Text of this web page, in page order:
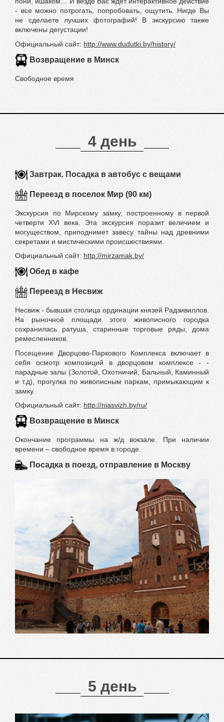
- все можно потрогать, попробовать, ощутить. Нигде Вы
не сделаете лучших фотографий! В экскурсию также
включены дегустации!
Официальный сайт: http://www.dudutki.by/history/
Возвращение в Минск
Свободное время
4 день
Завтрак. Посадка в автобус с вещами
Переезд в поселок Мир (90 км)
Экскурсия по Мирскому замку, построенному в первой
четверти ХVI века. Эта экскурсия поразит величием и
могуществом, приподнимет завесу тайны над древними
секретами и мистическими происшествиями.
Официальный сайт: http://mirzamak.by/
Обед в кафе
Переезд в Несвиж
Несвиж - бывшая столица ординации князей Радзивиллов.
На рыночной площади этого живописного городка
сохранилась ратуша, старинные торговые ряды, дома
ремесленников.
Посещение Дворцово-Паркового Комплекса включает в
себя осмотр композиций в дворцовом комплексе - ­
парадные залы (Золотой, Охотничий, Бальный, Каминный
и т.д), прогулка по живописным паркам, примыкающим к
замку.
Официальный сайт: http://niasvizh.by/ru/
Возвращение в Минск
Окончание программы на ж/д вокзале. При наличии
времени – свободное время в городе.
Посадка в поезд, отправление в Москву
5 день